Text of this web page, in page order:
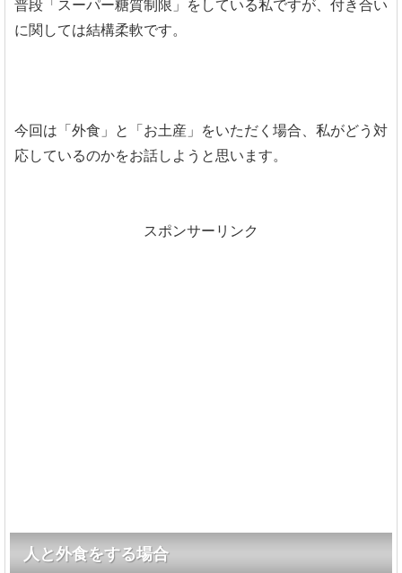
普段「スーパー糖質制限」をしている私ですが、付き合い
に関しては結構柔軟です。
今回は「外食」と「お土産」をいただく場合、私がどう対
応しているのかをお話しようと思います。
スポンサーリンク
人と外食をする場合